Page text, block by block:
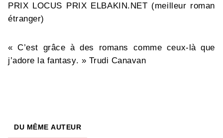
PRIX LOCUS PRIX ELBAKIN.NET (meilleur roman
étranger)
« C’est grâce à des romans comme ceux-là que
j’adore la fantasy. » Trudi Canavan
DU MÊME AUTEUR